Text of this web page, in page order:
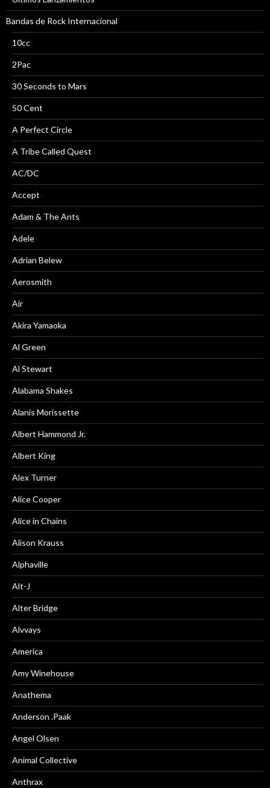
Bandas de Rock Internacional
10cc
2Pac
30 Seconds to Mars
50 Cent
A Perfect Circle
A Tribe Called Quest
AC/DC
Accept
Adam & The Ants
Adele
Adrian Belew
Aerosmith
Air
Akira Yamaoka
Al Green
Al Stewart
Alabama Shakes
Alanis Morissette
Albert Hammond Jr.
Albert King
Alex Turner
Alice Cooper
Alice in Chains
Alison Krauss
Alphaville
Alt-J
Alter Bridge
Alvvays
America
Amy Winehouse
Anathema
Anderson .Paak
Angel Olsen
Animal Collective
Anthrax